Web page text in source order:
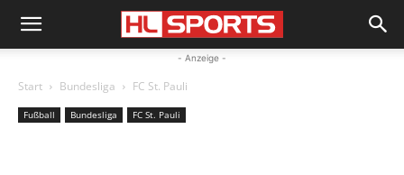
- Anzeige -
Start Bundesliga FC St. Pauli
Fußball Bundesliga FC St. Pauli